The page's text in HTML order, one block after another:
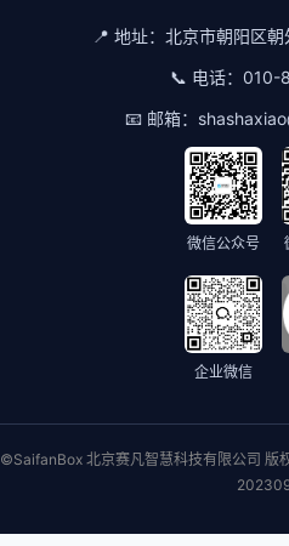
📍 地址： 北京市朝阳区
📞 电话： 010-
📧 邮箱：
微信公众号
企业微信
©SaifanBox 北京赛凡智慧科技有限公司 版